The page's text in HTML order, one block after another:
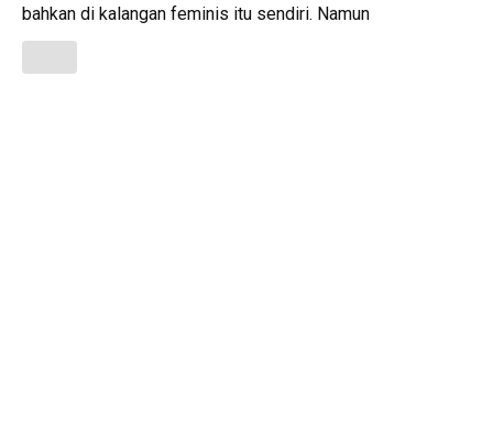
bahkan di kalangan feminis itu sendiri. Namun